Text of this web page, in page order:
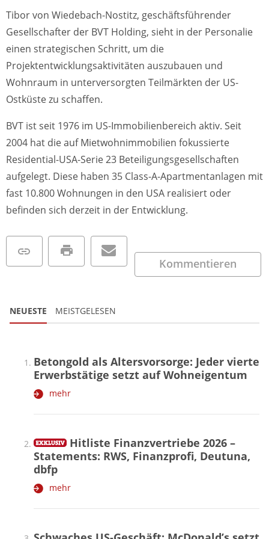
Tibor von Wiedebach-Nostitz, geschäftsführender
Gesellschafter der BVT Holding, sieht in der Personalie
einen strategischen Schritt, um die
Projektentwicklungsaktivitäten auszubauen und
Wohnraum in unterversorgten Teilmärkten der US-
Ostküste zu schaffen.
BVT ist seit 1976 im US-Immobilienbereich aktiv. Seit
2004 hat die auf Mietwohnimmobilien fokussierte
Residential-USA-Serie 23 Beteiligungsgesellschaften
aufgelegt. Diese haben 35 Class-A-Apartmentanlagen mit
fast 10.800 Wohnungen in den USA realisiert oder
befinden sich derzeit in der Entwicklung.
Kommentieren
NEUESTE MEISTGELESEN
Betongold als Altersvorsorge: Jeder vierte
Erwerbstätige setzt auf Wohneigentum
mehr
Hitliste Finanzvertriebe 2026 –
Statements: RWS, Finanzprofi, Deutuna,
dbfp
mehr